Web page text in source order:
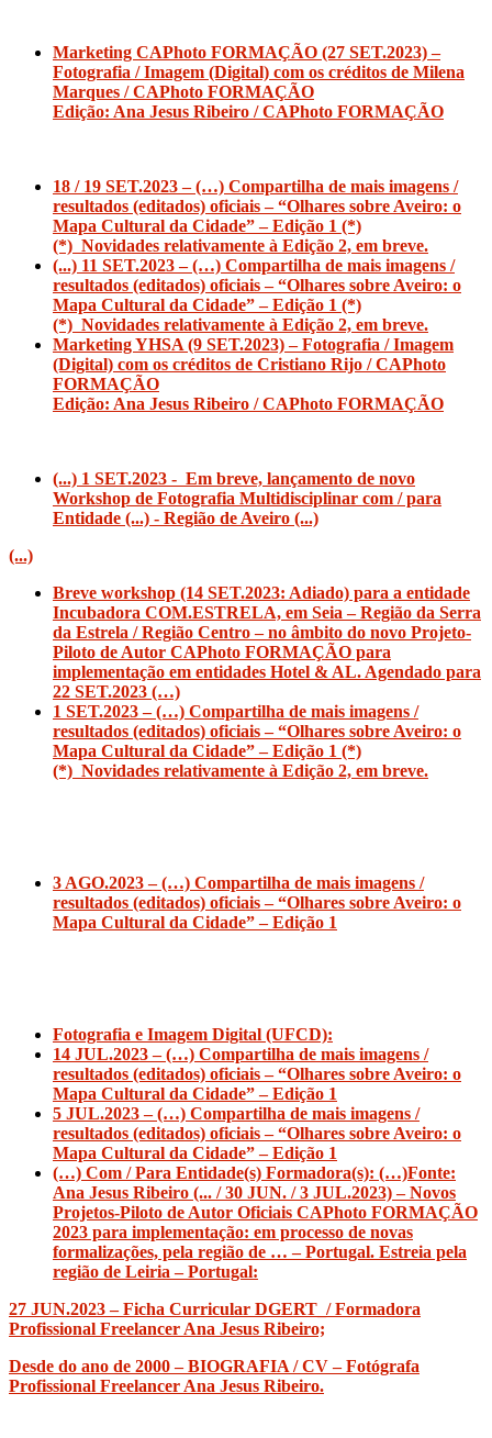
Marketing CAPhoto FORMAÇÃO (27 SET.2023) –
Fotografia / Imagem (Digital) com os créditos de Milena
Marques / CAPhoto FORMAÇÃO
Edição: Ana Jesus Ribeiro / CAPhoto FORMAÇÃO
18 / 19 SET.2023 – (…) Compartilha de mais imagens /
resultados (editados) oficiais – “Olhares sobre Aveiro: o
Mapa Cultural da Cidade” – Edição 1 (*)
(*) Novidades relativamente à Edição 2, em breve.
(...) 11 SET.2023 – (…) Compartilha de mais imagens /
resultados (editados) oficiais – “Olhares sobre Aveiro: o
Mapa Cultural da Cidade” – Edição 1 (*)
(*) Novidades relativamente à Edição 2, em breve.
Marketing YHSA (9 SET.2023) – Fotografia / Imagem
(Digital) com os créditos de Cristiano Rijo / CAPhoto
FORMAÇÃO
Edição: Ana Jesus Ribeiro / CAPhoto FORMAÇÃO
(...) 1 SET.2023 - Em breve, lançamento de novo
Workshop de Fotografia Multidisciplinar com / para
Entidade (...) - Região de Aveiro (...)
(...)
Breve workshop (14 SET.2023: Adiado) para a entidade
Incubadora COM.ESTRELA, em Seia – Região da Serra
da Estrela / Região Centro – no âmbito do novo Projeto-
Piloto de Autor CAPhoto FORMAÇÃO para
implementação em entidades Hotel & AL. Agendado para
22 SET.2023 (…)
1 SET.2023 – (…) Compartilha de mais imagens /
resultados (editados) oficiais – “Olhares sobre Aveiro: o
Mapa Cultural da Cidade” – Edição 1 (*)
(*) Novidades relativamente à Edição 2, em breve.
3 AGO.2023 – (…) Compartilha de mais imagens /
resultados (editados) oficiais – “Olhares sobre Aveiro: o
Mapa Cultural da Cidade” – Edição 1
Fotografia e Imagem Digital (UFCD):
14 JUL.2023 – (…) Compartilha de mais imagens /
resultados (editados) oficiais – “Olhares sobre Aveiro: o
Mapa Cultural da Cidade” – Edição 1
5 JUL.2023 – (…) Compartilha de mais imagens /
resultados (editados) oficiais – “Olhares sobre Aveiro: o
Mapa Cultural da Cidade” – Edição 1
(…) Com / Para Entidade(s) Formadora(s): (…)Fonte:
Ana Jesus Ribeiro (... / 30 JUN. / 3 JUL.2023) – Novos
Projetos-Piloto de Autor Oficiais CAPhoto FORMAÇÃO
2023 para implementação: em processo de novas
formalizações, pela região de … – Portugal. Estreia pela
região de Leiria – Portugal:
27 JUN.2023 – Ficha Curricular DGERT_/ Formadora
Profissional Freelancer Ana Jesus Ribeiro;
Desde do ano de 2000 – BIOGRAFIA / CV – Fotógrafa
Profissional Freelancer Ana Jesus Ribeiro.